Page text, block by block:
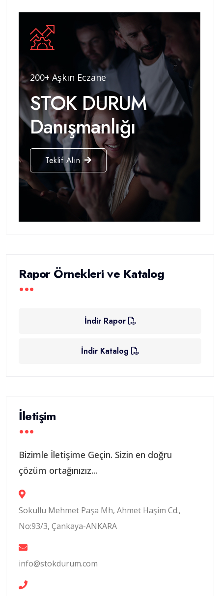
200+ Aşkın Eczane
STOK DURUM
Danışmanlığı
Teklif Alın
Rapor Örnekleri ve Katalog
İndir Rapor
İndir Katalog
İletişim
Bizimle İletişime Geçin. Sizin en doğru
çözüm ortağınızız...
Sokullu Mehmet Paşa Mh, Ahmet Haşim Cd.,
No:93/3, Çankaya-ANKARA
info@stokdurum.com